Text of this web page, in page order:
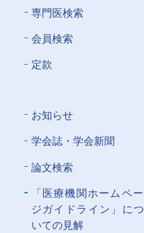
専門医検索
会員検索
定款
お知らせ
学会誌・学会新聞
論文検索
「医療機関ホームペー
ジガイドライン」につ
いての⾒解